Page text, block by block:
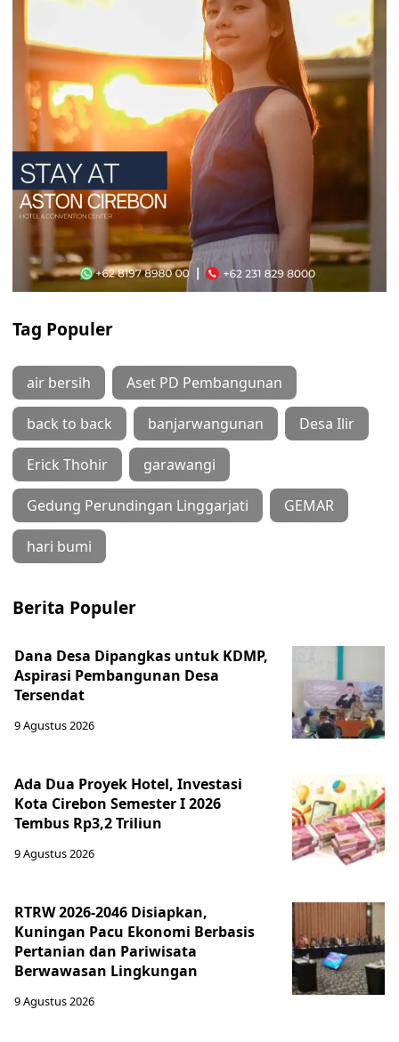
Tag Populer
air bersih Aset PD Pembangunan
back to back banjarwangunan Desa Ilir
Erick Thohir garawangi
Gedung Perundingan Linggarjati GEMAR
hari bumi
Berita Populer
Dana Desa Dipangkas untuk KDMP,
Aspirasi Pembangunan Desa
Tersendat
9 Agustus 2026
Ada Dua Proyek Hotel, Investasi
Kota Cirebon Semester I 2026
Tembus Rp3,2 Triliun
9 Agustus 2026
RTRW 2026-2046 Disiapkan,
Kuningan Pacu Ekonomi Berbasis
Pertanian dan Pariwisata
Berwawasan Lingkungan
9 Agustus 2026